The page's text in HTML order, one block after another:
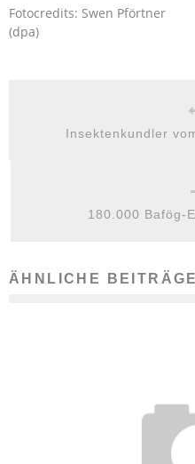
Fotocredits: Swen Pförtner
(dpa)
Insektenkundler
180.000 Bafög-
ÄHNLICHE BEITRÄGE